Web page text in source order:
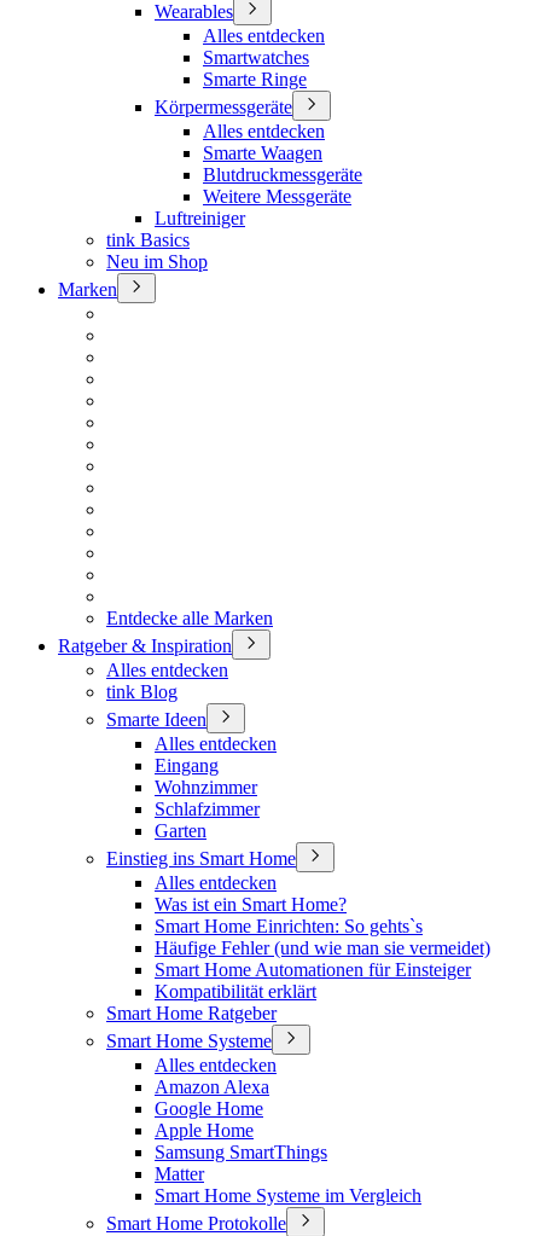
Wearables
Alles entdecken
Smartwatches
Smarte Ringe
Körpermessgeräte
Alles entdecken
Smarte Waagen
Blutdruckmessgeräte
Weitere Messgeräte
Luftreiniger
tink Basics
Neu im Shop
Marken
Entdecke alle Marken
Ratgeber & Inspiration
Alles entdecken
tink Blog
Smarte Ideen
Alles entdecken
Eingang
Wohnzimmer
Schlafzimmer
Garten
Einstieg ins Smart Home
Alles entdecken
Was ist ein Smart Home?
Smart Home Einrichten: So gehts`s
Häufige Fehler (und wie man sie vermeidet)
Smart Home Automationen für Einsteiger
Kompatibilität erklärt
Smart Home Ratgeber
Smart Home Systeme
Alles entdecken
Amazon Alexa
Google Home
Apple Home
Samsung SmartThings
Matter
Smart Home Systeme im Vergleich
Smart Home Protokolle